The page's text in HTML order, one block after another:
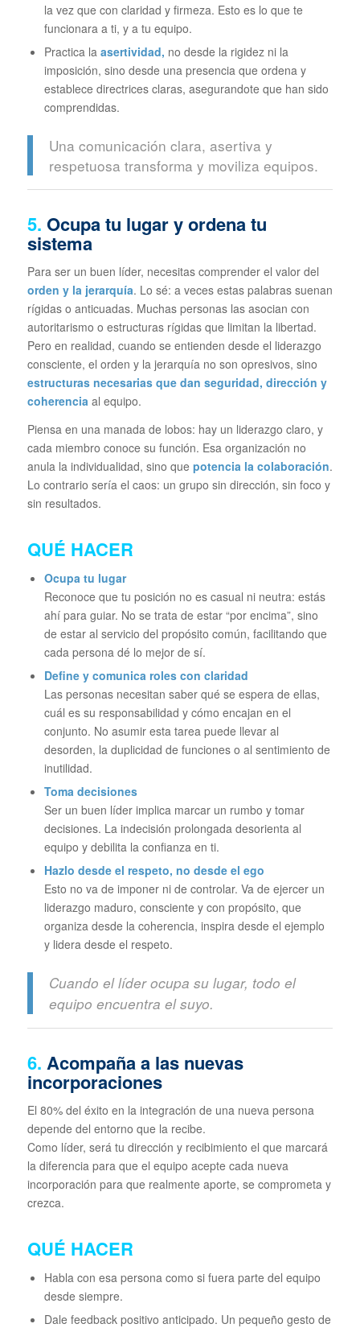
la vez que con claridad y firmeza. Esto es lo que te
funcionara a ti, y a tu equipo.
Practica la asertividad, no desde la rigidez ni la
imposición, sino desde una presencia que ordena y
establece directrices claras, asegurandote que han sido
comprendidas.
Una comunicación clara, asertiva y
respetuosa transforma y moviliza equipos.
5. Ocupa tu lugar y ordena tu
sistema
Para ser un buen líder, necesitas comprender el valor del
orden y la jerarquía. Lo sé: a veces estas palabras suenan
rígidas o anticuadas. Muchas personas las asocian con
autoritarismo o estructuras rígidas que limitan la libertad.
Pero en realidad, cuando se entienden desde el liderazgo
consciente, el orden y la jerarquía no son opresivos, sino
estructuras necesarias que dan seguridad, dirección y
coherencia al equipo.
Piensa en una manada de lobos: hay un liderazgo claro, y
cada miembro conoce su función. Esa organización no
anula la individualidad, sino que potencia la colaboración.
Lo contrario sería el caos: un grupo sin dirección, sin foco y
sin resultados.
QUÉ HACER
Ocupa tu lugar
Reconoce que tu posición no es casual ni neutra: estás
ahí para guiar. No se trata de estar “por encima”, sino
de estar al servicio del propósito común, facilitando que
cada persona dé lo mejor de sí.
Define y comunica roles con claridad
Las personas necesitan saber qué se espera de ellas,
cuál es su responsabilidad y cómo encajan en el
conjunto. No asumir esta tarea puede llevar al
desorden, la duplicidad de funciones o al sentimiento de
inutilidad.
Toma decisiones
Ser un buen líder implica marcar un rumbo y tomar
decisiones. La indecisión prolongada desorienta al
equipo y debilita la confianza en ti.
Hazlo desde el respeto, no desde el ego
Esto no va de imponer ni de controlar. Va de ejercer un
liderazgo maduro, consciente y con propósito, que
organiza desde la coherencia, inspira desde el ejemplo
y lidera desde el respeto.
Cuando el líder ocupa su lugar, todo el
equipo encuentra el suyo.
6. Acompaña a las nuevas
incorporaciones
El 80% del éxito en la integración de una nueva persona
depende del entorno que la recibe.
Como líder, será tu dirección y recibimiento el que marcará
la diferencia para que el equipo acepte cada nueva
incorporación para que realmente aporte, se comprometa y
crezca.
QUÉ HACER
Habla con esa persona como si fuera parte del equipo
desde siempre.
Dale feedback positivo anticipado. Un pequeño gesto de